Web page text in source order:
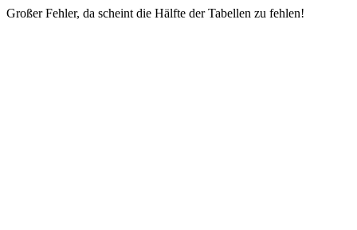
Großer Fehler, da scheint die Hälfte der Tabellen zu fehlen!